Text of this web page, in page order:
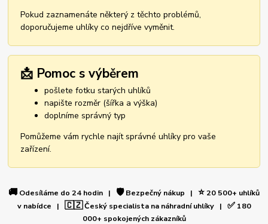
Pokud zaznamenáte některý z těchto problémů,
doporučujeme uhlíky co nejdříve vyměnit.
📩 Pomoc s výběrem
pošlete fotku starých uhlíků
napište rozměr (šířka a výška)
doplníme správný typ
Pomůžeme vám rychle najít správné uhlíky pro vaše
zařízení.
🚚 Odesíláme do 24 hodin | 🛡️Bezpečný nákup | ⭐20 500+ uhlíků
v nabídce | 🇨🇿Český specialista na náhradní uhlíky | ✅180
000+ spokojených zákazníků